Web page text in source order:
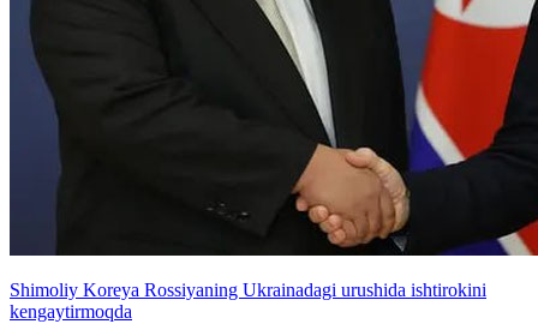
Shimoliy Koreya Rossiyaning Ukrainadagi urushida ishtirokini
kengaytirmoqda